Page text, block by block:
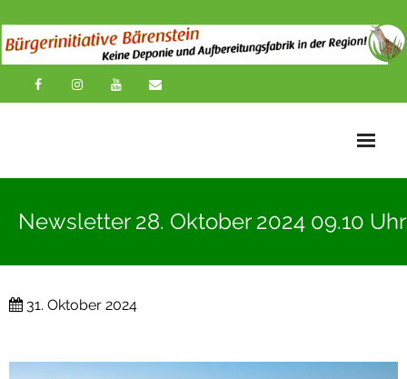
Publikationen
Newsletter 28. Oktober 2024 09.10 Uhr
31. Oktober 2024